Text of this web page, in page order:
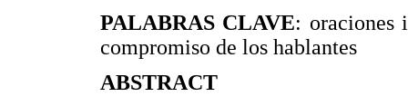
PALABRAS CLAVE: oraciones
compromiso de los hablantes
ABSTRACT